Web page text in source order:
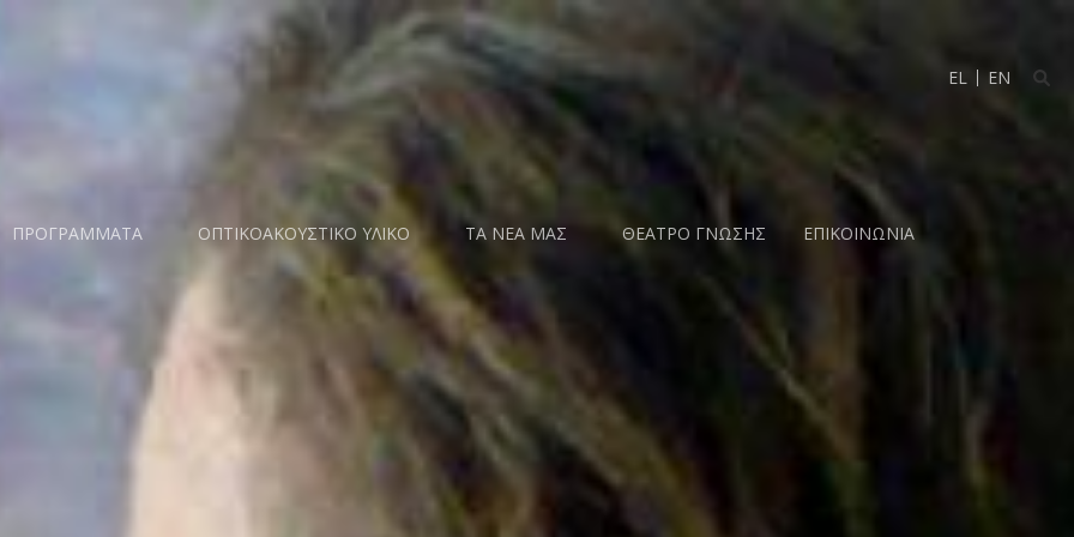
ΠΡΟΓΡΑΜΜΑΤΑ ΟΠΤΙΚΟΑΚΟΥΣΤΙΚΟ ΥΛΙΚΟ ΤΑ ΝΕΑ ΜΑΣ ΘΕΑΤΡΟ ΓΝΩΣΗΣ ΕΠΙΚΟΙΝΩΝΙΑ
EL EN